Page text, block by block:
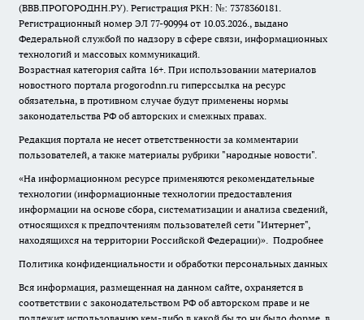
(ВВВ.ПРОГОРОДНН.РУ). Регистрация РКН: №: 7378360181.
Регистрационный номер ЭЛ 77-90994 от 10.03.2026., выдано
Федеральной службой по надзору в сфере связи, информационных
технологий и массовых коммуникаций.
Возрастная категория сайта 16+. При использовании материалов
новостного портала progorodnn.ru гиперссылка на ресурс
обязательна, в противном случае будут применены нормы
законодательства РФ об авторских и смежных правах.
Редакция портала не несет ответственности за комментарии
пользователей, а также материалы рубрики "народные новости".
«На информационном ресурсе применяются рекомендательные
технологии (информационные технологии предоставления
информации на основе сбора, систематизации и анализа сведений,
относящихся к предпочтениям пользователей сети "Интернет",
находящихся на территории Российской Федерации)». Подробнее
Политика конфиденциальности и обработки персональных данных
Вся информация, размещенная на данном сайте, охраняется в
соответствии с законодательством РФ об авторском праве и не